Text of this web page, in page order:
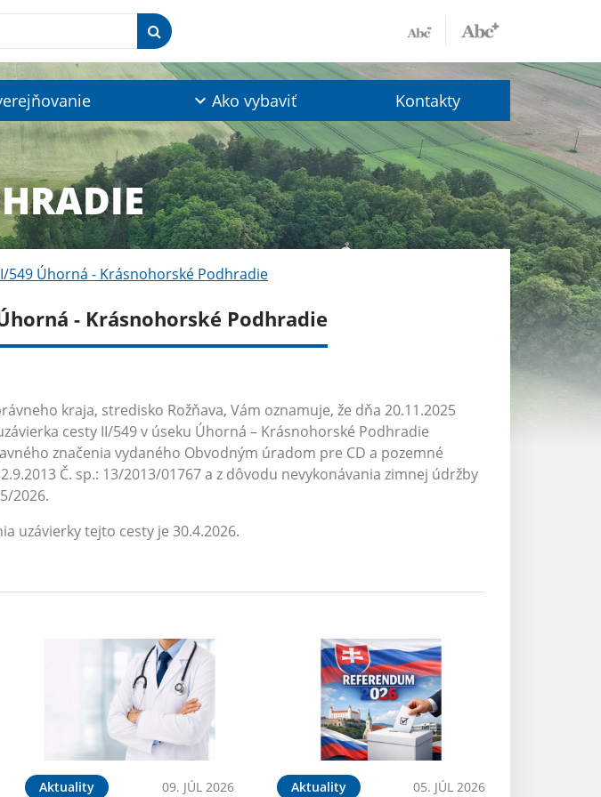
Ako vybaviť Kontakty
549 Úhorná - Krásnohorské Podhradie
- Krásnohorské Podhradie
kraja, stredisko Rožňava, Vám oznamuje, že dňa 20.11.2025
cesty II/549 v úseku Úhorná – Krásnohorské Podhradie
značenia vydaného Obvodným úradom pre CD a pozemné
Č. sp.: 13/2013/01767 a z dôvodu nevykonávania zimnej údržby
2026.
uzávierky tejto cesty je 30.4.2026.
Aktuality 09. JÚL 2026 Aktuality 05. JÚL 2026